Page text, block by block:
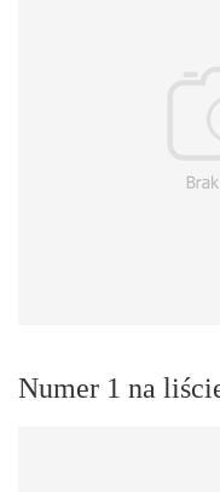
Numer 1 na